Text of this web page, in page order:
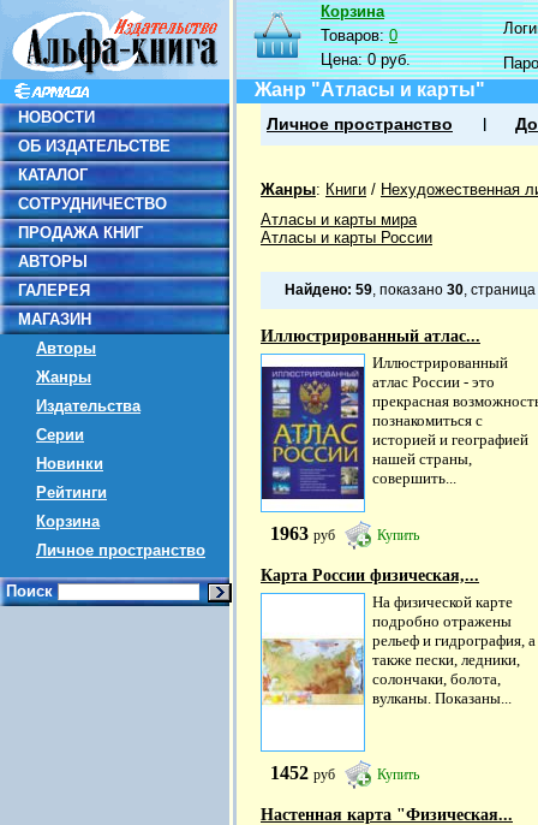
НОВОСТИ
ОБ ИЗДАТЕЛЬСТВЕ
КАТАЛОГ
СОТРУДНИЧЕСТВО
ПРОДАЖА КНИГ
АВТОРЫ
ГАЛЕРЕЯ
МАГАЗИН
Авторы
Жанры
Издательства
Серии
Новинки
Рейтинги
Корзина
Личное пространство
Поиск
Корзина
Товаров:0
Цена:0 руб.
Жанр "Атласы и карты"
Личное пространство
Жанры: Книги / Нехудожественная
Атласы и карты мира
Атласы и карты России
Найдено: 59, показано 30, страница
Иллюстрированный атлас...
Иллюстрированный
атлас России - это
прекрасная
познакомиться с
историей и географией
нашей страны,
совершить...
1963 руб Купить
Карта России физическая,...
На физической карте
подробно отражены
рельеф и гидрография, а
также пески, ледники,
солончаки, болота,
вулканы. Показаны...
1452 руб Купить
Настенная карта "Физическая...